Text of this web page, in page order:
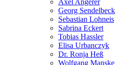
Axel Angerer
Georg Sendelbeck
Sebastian Lohneis
Sabrina Eckert
Tobias Hassler
Elisa Urbanczyk
Dr. Ronja Heß
Wolfgang Manske